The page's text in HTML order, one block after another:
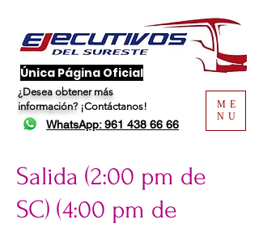
​Única Página Oficial
¿Desea obtener más
información? ¡Contáctanos!
WhatsApp: 961 438 66 66
ME
NU
Salida (2:00 pm de
SC) (4:00 pm de